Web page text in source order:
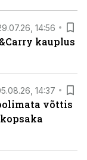
14:56
kauplus
14:37
võttis